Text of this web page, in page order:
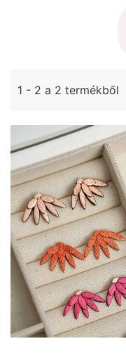
1 - 2 a 2 termékből